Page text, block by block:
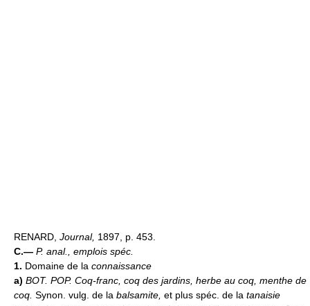
RENARD, Journal, 1897, p. 453.
C.— P. anal., emplois spéc.
1. Domaine de la connaissance
a) BOT. POP. Coq-franc, coq des jardins, herbe au coq, menthe de
coq. Synon. vulg. de la balsamite, et plus spéc. de la tanaisie